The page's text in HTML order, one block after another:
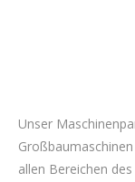
Unser
allen Bereichen